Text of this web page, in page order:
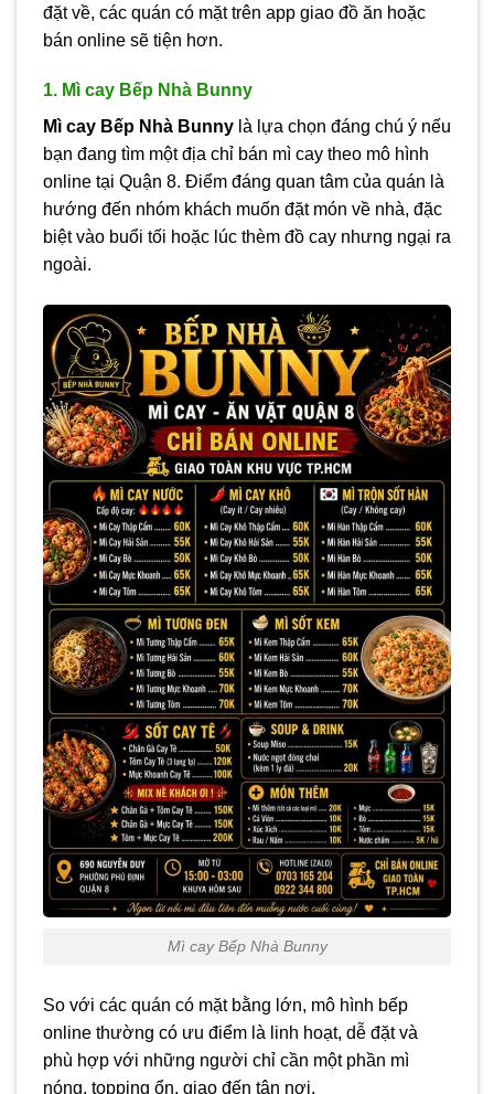
đặt về, các quán có mặt trên app giao đồ ăn hoặc
bán online sẽ tiện hơn.
1. Mì cay Bếp Nhà Bunny
Mì cay Bếp Nhà Bunny là lựa chọn đáng chú ý nếu
bạn đang tìm một địa chỉ bán mì cay theo mô hình
online tại Quận 8. Điểm đáng quan tâm của quán là
hướng đến nhóm khách muốn đặt món về nhà, đặc
biệt vào buổi tối hoặc lúc thèm đồ cay nhưng ngại ra
ngoài.
Mì cay Bếp Nhà Bunny
So với các quán có mặt bằng lớn, mô hình bếp
online thường có ưu điểm là linh hoạt, dễ đặt và
phù hợp với những người chỉ cần một phần mì
nóng, topping ổn, giao đến tận nơi.